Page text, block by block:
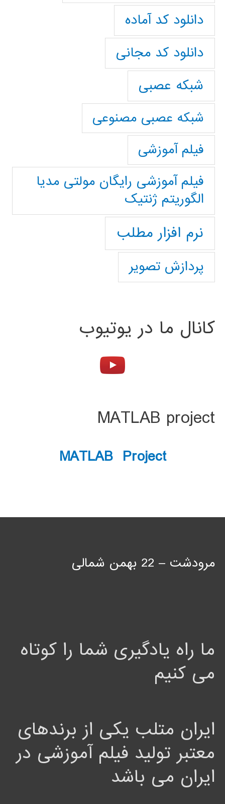
دانلود کد آماده
دانلود کد مجانی
شبکه عصبی
شبکه عصبی مصنوعی
فیلم آموزشی
فیلم آموزشی رایگان مولتی مدیا
الگوریتم ژنتیک
نرم افزار مطلب
پردازش تصویر
کانال ما در یوتیوب
MATLAB project
MATLAB Project
مرودشت – 22 بهمن شمالی
ما راه یادگیری شما را کوتاه
می کنیم
ایران متلب یکی از برندهای
معتبر تولید فیلم آموزشی در
ایران می باشد